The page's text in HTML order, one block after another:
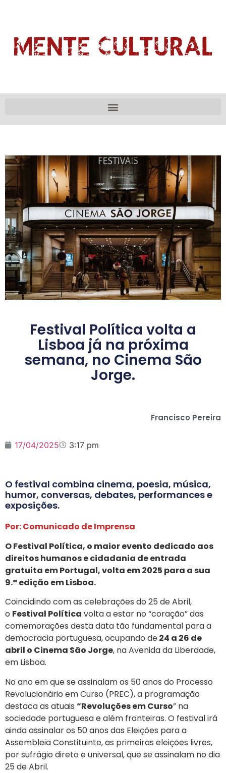
Festival Política volta a
Lisboa já na próxima
semana, no Cinema São
Jorge.
Francisco Pereira
17/04/2025 3:17 pm
O festival combina cinema, poesia, música,
humor, conversas, debates, performances e
exposições.
Por: Comunicado de Imprensa
O Festival Política, o maior evento dedicado aos
direitos humanos e cidadania de entrada
gratuita em Portugal, volta em 2025 para a sua
9.ª edição em Lisboa.
Coincidindo com as celebrações do 25 de Abril,
o Festival Política volta a estar no “coração” das
comemorações desta data tão fundamental para a
democracia portuguesa, ocupando de24 a 26 de
abril o Cinema São Jorge, na Avenida da Liberdade,
em Lisboa.
No ano em que se assinalam os 50 anos do Processo
Revolucionário em Curso (PREC), a programação
destaca as atuais “Revoluções em Curso” na
sociedade portuguesa e além fronteiras. O festival irá
ainda assinalar os 50 anos das Eleições para a
Assembleia Constituinte, as primeiras eleições livres,
por sufrágio direto e universal, que se assinalam no dia
25 de Abril.